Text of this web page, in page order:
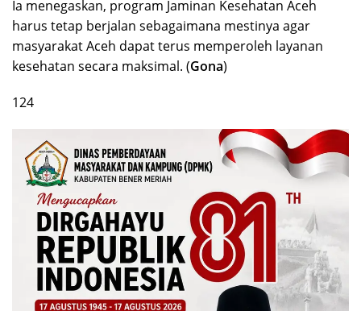
Ia menegaskan, program Jaminan Kesehatan Aceh
harus tetap berjalan sebagaimana mestinya agar
masyarakat Aceh dapat terus memperoleh layanan
kesehatan secara maksimal. (Gona)
124